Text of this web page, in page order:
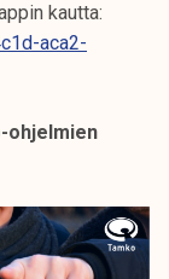
kautta:
aca2-
ohjelmien